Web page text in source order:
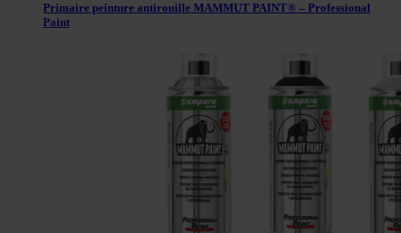
Primaire peinture antirouille MAMMUT PAINT® – Professional
Paint